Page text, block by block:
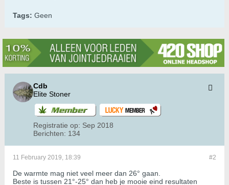
Tags: Geen
Cdb
Elite Stoner
Registratie op: Sep 2018
Berichten: 134
#2
11 February 2019, 18:39
De warmte mag niet veel meer dan 26° gaan.
Beste is tussen 21°-25° dan heb je mooie eind resultaten